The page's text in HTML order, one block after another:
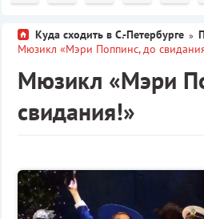
Куда сходить в С.-Петербурге »
Мюзикл «Мэри Поппинс, до
Мюзикл «Мэри
свидания!»